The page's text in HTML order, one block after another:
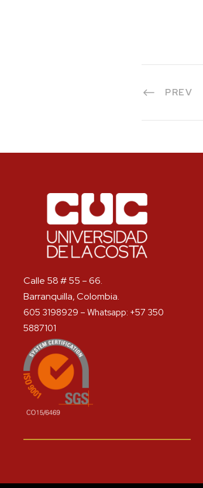
PREV
Calle 58 # 55 – 66.
Barranquilla, Colombia.
605 3198929 – Whatsapp: +57 350
5887101